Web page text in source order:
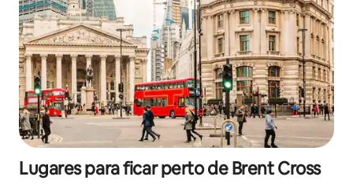
Lugares para ficar perto de Brent Cross